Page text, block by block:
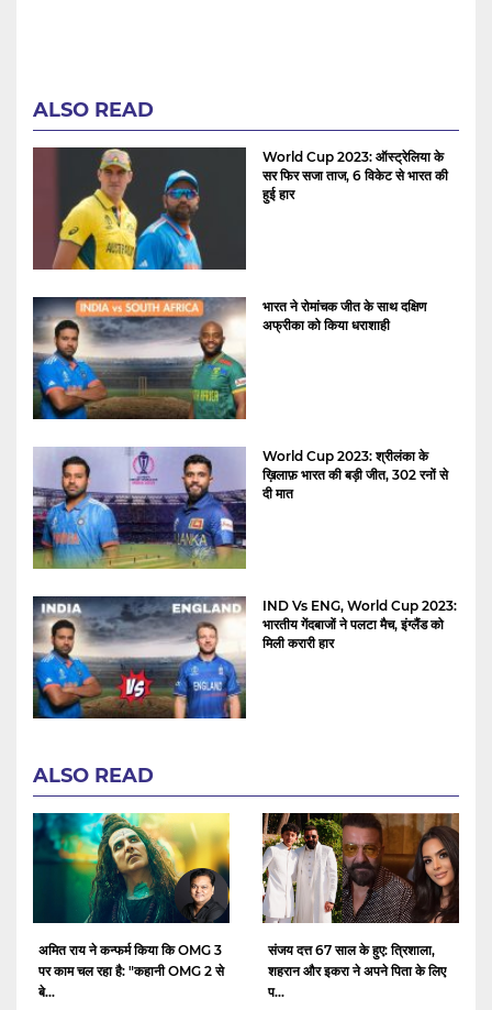
ALSO READ
World Cup 2023: ऑस्ट्रेलिया के
सर फिर सजा ताज, 6 विकेट से भारत की
हुई हार
भारत ने रोमांचक जीत के साथ दक्षिण
अफ्रीका को किया धराशाही
World Cup 2023: श्रीलंका के
ख़िलाफ़ भारत की बड़ी जीत, 302 रनों से
दी मात
IND Vs ENG, World Cup 2023:
भारतीय गेंदबाजों ने पलटा मैच, इंग्लैंड को
मिली करारी हार
ALSO READ
अमित राय ने कन्फर्म किया कि OMG 3
पर काम चल रहा है: "कहानी OMG 2 से
बे...
संजय दत्त 67 साल के हुए: त्रिशाला,
शहरान और इकरा ने अपने पिता के लिए
प...